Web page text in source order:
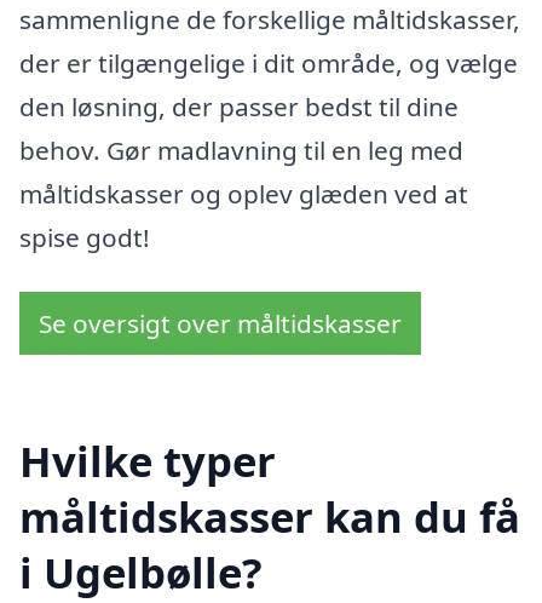
sammenligne de forskellige måltidskasser,
der er tilgængelige i dit område, og vælge
den løsning, der passer bedst til dine
behov. Gør madlavning til en leg med
måltidskasser og oplev glæden ved at
spise godt!
Se oversigt over måltidskasser
Hvilke typer
måltidskasser kan du få
i Ugelbølle?